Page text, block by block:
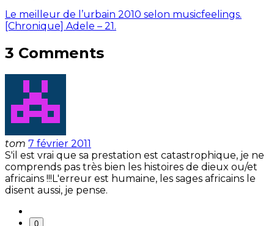
Le meilleur de l’urbain 2010 selon musicfeelings.
[Chronique] Adele – 21.
3 Comments
tom 7 février 2011
S'il est vrai que sa prestation est catastrophique, je ne
comprends pas très bien les histoires de dieux ou/et
africains !!!L'erreur est humaine, les sages africains le
disent aussi, je pense.
0